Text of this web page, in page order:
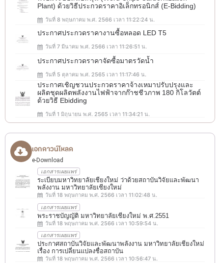
Plant) ด้วยวิธีประกวดราคาอิเล็กทรอนิกส์ (e-Bidding)
วันที่ 8 พฤษภาคม พ.ศ. 2566 เวลา 11:22:24 น.
ประกาศประกวดราคางานซื้อหลอด LED T5
วันที่ 7 มีนาคม พ.ศ. 2566 เวลา 11:26:51 น.
ประกาศประกวดราคาจัดซื้อมาตรวัดน้ำ
วันที่ 5 ตุลาคม พ.ศ. 2565 เวลา 11:17:46 น.
ประกาศเชิญชวนประกวดราคาจ้างเหมาปรับปรุงและ
ผลิตชุดผลิตพลังงานไฟฟ้าจากก๊าชชีวภาพ 180 กิโลวัตต์
ด้วยวิธี Ebidding
วันที่ 1 มิถุนายน พ.ศ. 2565 เวลา 11:34:21 น.
เอกดาวน์โหลด
e-Download
เอกสารเผยแพร่
ระเบียบมหาวิทยาลัยเชียงใหม่ ว่าด้วยสถาบันวิจัยและพัฒนา
พลังงาน มหาวิทยาลัยเชียงใหม่
วันที่ 18 พฤษภาคม พ.ศ. 2566 เวลา 11:02:48 น.
เอกสารเผยแพร่
พระราชบัญญัติ มหาวิทยาลัยเชียงใหม่ พ.ศ.2551
วันที่ 18 พฤษภาคม พ.ศ. 2566 เวลา 10:59:54 น.
เอกสารเผยแพร่
ประกาศสถาบันวิจัยและพัฒนาพลังงาน มหาวิทยาลัยเชียงใหม่
เรื่อง การเปลี่ยนแปลงชื่อสถาบัน
วันที่ 18 พฤษภาคม พ.ศ. 2566 เวลา 10:56:47 น.